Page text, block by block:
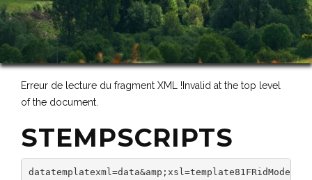
Erreur de lecture du fragment XML !Invalid at the top level
of the document.
STEMPSCRIPTS